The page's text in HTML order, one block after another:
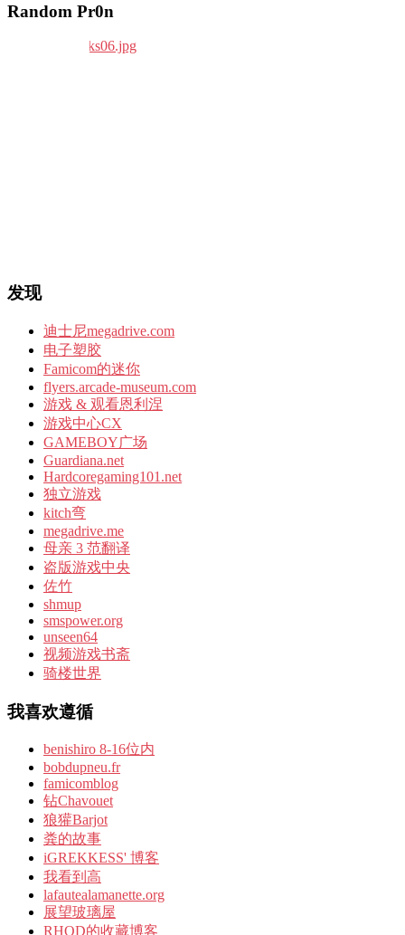
Random Pr0n
发现
迪士尼megadrive.com
电子塑胶
Famicom的迷你
flyers.arcade-museum.com
游戏 & 观看恩利涅
游戏中心CX
GAMEBOY广场
Guardiana.net
Hardcoregaming101.net
独立游戏
kitch弯
megadrive.me
母亲 3 范翻译
盗版游戏中央
佐竹
shmup
smspower.org
unseen64
视频游戏书斋
骑楼世界
我喜欢遵循
benishiro 8-16位内
bobdupneu.fr
famicomblog
钻Chavouet
狼獾Barjot
粪的故事
iGREKKESS' 博客
我看到高
lafautealamanette.org
展望玻璃屋
RHOD的收藏博客